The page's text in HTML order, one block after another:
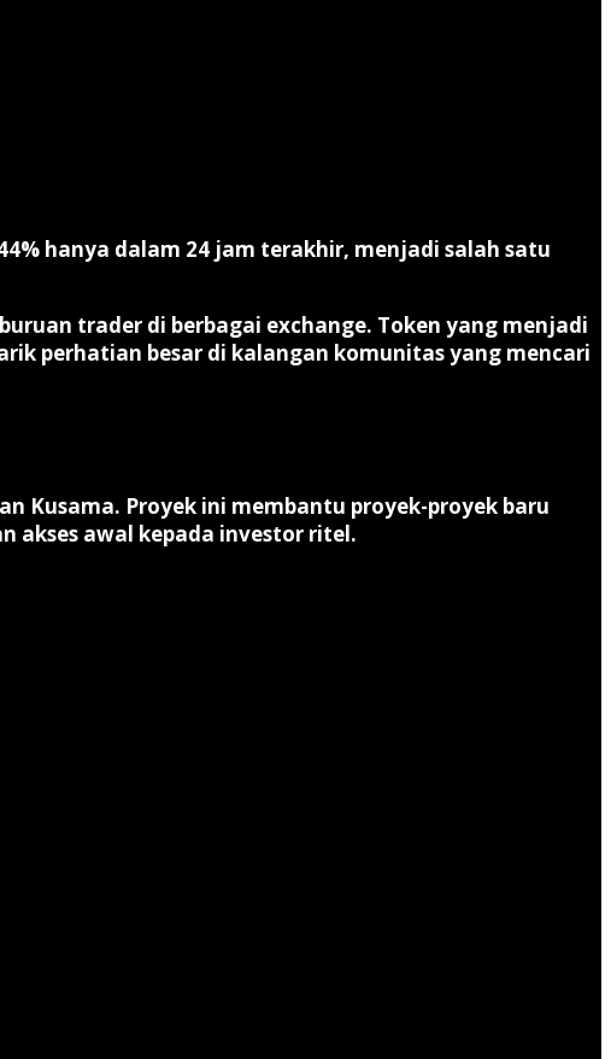
hanya dalam 24 jam terakhir, menjadi salah satu
trader di berbagai exchange. Token yang menjadi
perhatian besar di kalangan komunitas yang mencari
Kusama. Proyek ini membantu proyek-proyek baru
akses awal kepada investor ritel.